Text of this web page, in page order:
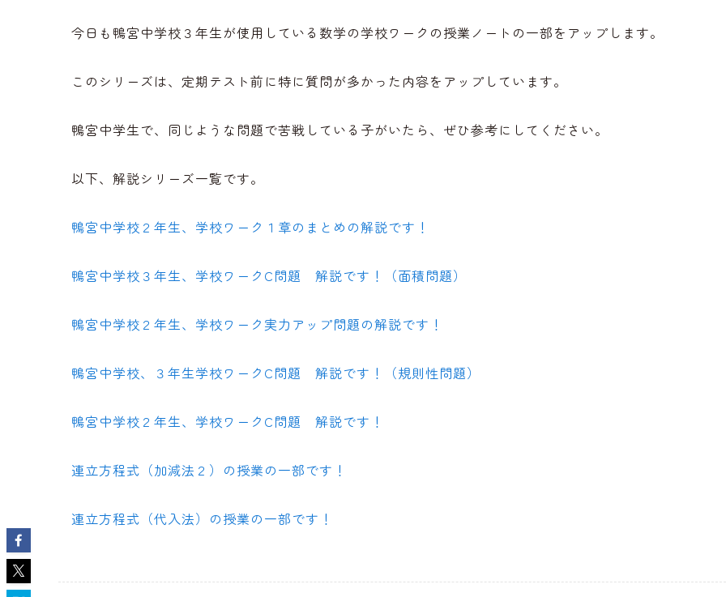
今日も鴨宮中学校３年生が使用している数学の学校ワークの授業ノートの一部をアップします。
このシリーズは、定期テスト前に特に質問が多かった内容をアップしています。
鴨宮中学生で、同じような問題で苦戦している子がいたら、ぜひ参考にしてください。
以下、解説シリーズ一覧です。
鴨宮中学校２年生、学校ワーク１章のまとめの解説です！
鴨宮中学校３年生、学校ワークC問題 解説です！（面積問題）
鴨宮中学校２年生、学校ワーク実力アップ問題の解説です！
鴨宮中学校、３年生学校ワークC問題 解説です！（規則性問題）
鴨宮中学校２年生、学校ワークC問題 解説です！
連立方程式（加減法２）の授業の一部です！
連立方程式（代入法）の授業の一部です！